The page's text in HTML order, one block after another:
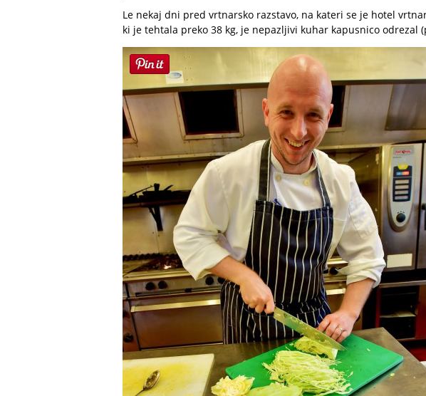
Le nekaj dni pred vrtnarsko razstavo, na kateri se je hotel
ki je tehtala preko 38 kg, je nepazljivi kuhar kapusnico odrezal